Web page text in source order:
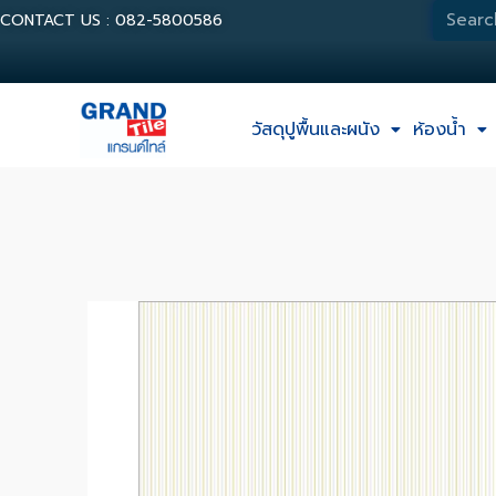
CONTACT US : 082-5800586
วัสดุปูพื้นและผนัง ห้องน้ำ